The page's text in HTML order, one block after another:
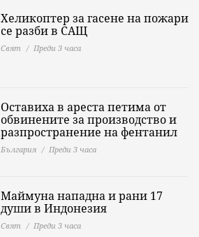
Хеликоптер за гасене на пожари
се разби в САЩ
Свят Преди 3 часа
Оставиха в ареста петима от
обвинените за производство и
разпространение на фентанил
България Преди 3 часа
Маймуна нападна и рани 17
души в Индонезия
Свят Преди 3 часа